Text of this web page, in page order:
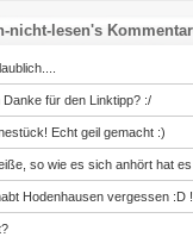
nicht-lesen's
Danke für den Linktipp? :/
Echt geil gemacht :)
so wie es sich anhört hat
Hodenhausen vergessen :D !